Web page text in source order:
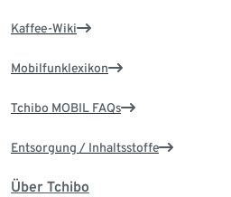
Kaffee-Wiki
Mobilfunklexikon
Tchibo MOBIL FAQs
Entsorgung / Inhaltsstoffe
Über Tchibo